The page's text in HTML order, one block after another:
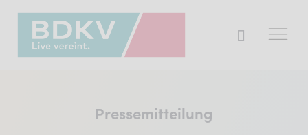
Pressemitteilung
Der BDKV